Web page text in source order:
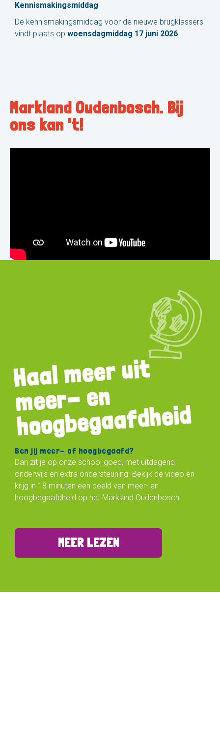
Kennismakingsmiddag
De kennismakingsmiddag voor de nieuwe brugklassers
vindt plaats op woensdagmiddag 17 juni 2026.
Markland Oudenbosch. Bij
ons kan 't!
Haal
meer uit
meer- en
hoogbegaafdheid
Ben jij meer- of hoogbegaafd?
Dan zit je op onze school goed, met uitdagend
onderwijs en extra ondersteuning. Bekijk de video en
krijg in 18 minuten een beeld van meer- en
hoogbegaafdheid op het Markland Oudenbosch
MEER LEZEN